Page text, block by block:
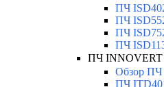
ПЧ
ПЧ
ПЧ
ПЧ
ПЧ INNOVERT
Обзор ПЧ
ПЧ